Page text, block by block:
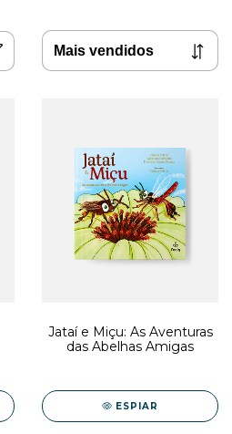
Jataí e Miçu: As Aventuras
das Abelhas Amigas
ESPIAR